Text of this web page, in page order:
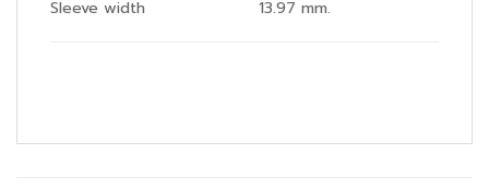
Sleeve width 13.97 mm.